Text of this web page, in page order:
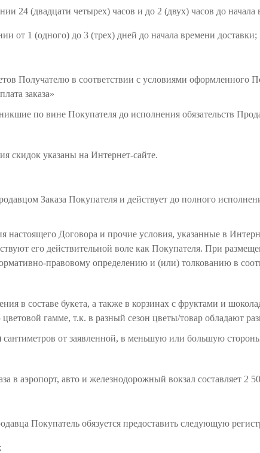
24 (двадцати четырех) часов и до 2 (двух) часов до начала
от 1 (одного) до 3 (трех) дней до начала времени доставки;
Получателю в соответствии с условиями оформленного
заказа»
по вине Покупателя до исполнения обязательств
скидок указаны на Интернет-сайте.
Заказа Покупателя и действует до полного
настоящего Договора и прочие условия, указанные в
его действительной воле как Покупателя. При
правовому определению и (или) толкованию в
в составе букета, а также в корзинах с фруктами и
гамме, т.к. в разный сезон цветы/товар обладают
сантиметров от заявленной, в меньшую или большую
в аэропорт, авто и железнодорожный вокзал составляет 2
Покупатель обязуется предоставить следующую